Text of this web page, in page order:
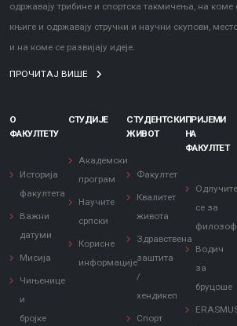
одржавају трибине и спортска такмичења, на
књиге и одржавају стручни и научни скупови,
и на коме се развијају идеје.
ПРОЧИТАЈ ВИШЕ
О
ФАКУЛТЕТУ
Историја
факултета
Важни
датуми
Мисија
Чињенице
и
бројке
СТУДИЈЕ
Академски
програм
Научите
српски
Корисне
информације
СТУДЕНТСКИ
ЖИВОТ
Факултет
Квалитет
живота
Здравствена
заштита
/
хендикеп
Спорт
ПРИЈЕМИ
НА
ФАКУЛТЕТ
Одлучите
се за
Водич
за
бруцоше